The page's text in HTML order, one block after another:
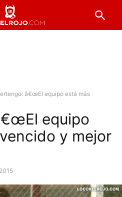
â€œEl equipo está más
equipo
y mejor